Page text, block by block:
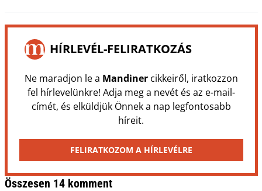
HÍRLEVÉL-FELIRATKOZÁS
Ne maradjon le a Mandinercikkeiről, iratkozzon
fel hírlevelünkre! Adja meg a nevét és az e-mail-
címét, és elküldjük Önnek a nap legfontosabb
híreit.
FELIRATKOZOM A HÍRLEVÉLRE
Összesen 14 komment